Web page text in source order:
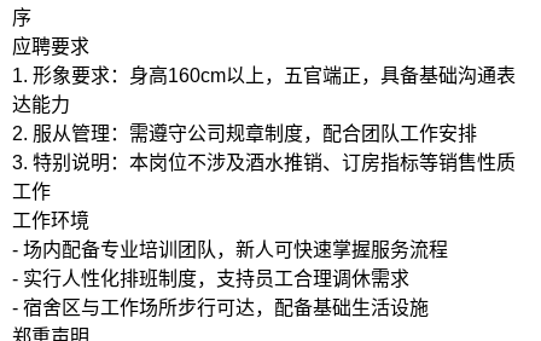
序
应聘要求
1. 形象要求：身高160cm以上，五官端正，具备基础沟通表
达能力
2. 服从管理：需遵守公司规章制度，配合团队工作安排
3. 特别说明：本岗位不涉及酒水推销、订房指标等销售性质
工作
工作环境
- 场内配备专业培训团队，新人可快速掌握服务流程
- 实行人性化排班制度，支持员工合理调休需求
- 宿舍区与工作场所步行可达，配备基础生活设施
郑重声明